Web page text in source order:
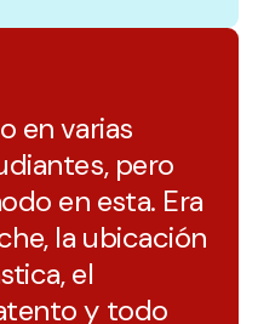
en varias
pero
en esta. Era
la ubicación
el
y todo